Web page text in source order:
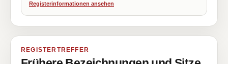
Registerinformationen ansehen
REGISTERTREFFER